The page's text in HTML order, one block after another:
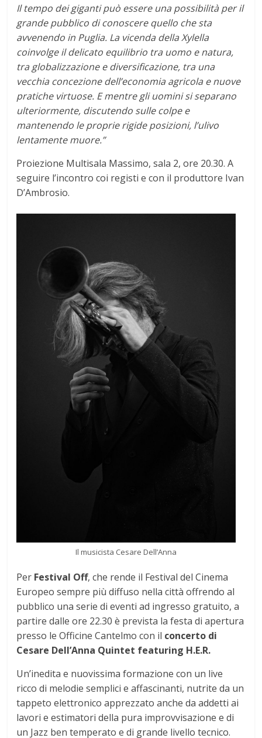
Il tempo dei giganti può essere una possibilità per il
grande pubblico di conoscere quello che sta
avvenendo in Puglia. La vicenda della Xylella
coinvolge il delicato equilibrio tra uomo e natura,
tra globalizzazione e diversificazione, tra una
vecchia concezione dell’economia agricola e nuove
pratiche virtuose. E mentre gli uomini si separano
ulteriormente, discutendo sulle colpe e
mantenendo le proprie rigide posizioni, l’ulivo
lentamente muore.”
Proiezione Multisala Massimo, sala 2, ore 20.30. A
seguire l’incontro coi registi e con il produttore Ivan
D’Ambrosio.
Il musicista Cesare Dell’Anna
Per Festival Off, che rende il Festival del Cinema
Europeo sempre più diffuso nella città offrendo al
pubblico una serie di eventi ad ingresso gratuito, a
partire dalle ore 22.30 è prevista la festa di apertura
presso le Officine Cantelmo con il concerto di
Cesare Dell’Anna Quintet featuring H.E.R.
Un’inedita e nuovissima formazione con un live
ricco di melodie semplici e affascinanti, nutrite da un
tappeto elettronico apprezzato anche da addetti ai
lavori e estimatori della pura improvvisazione e di
un Jazz ben temperato e di grande livello tecnico.